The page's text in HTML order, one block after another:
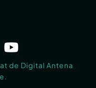
de Digital Antena